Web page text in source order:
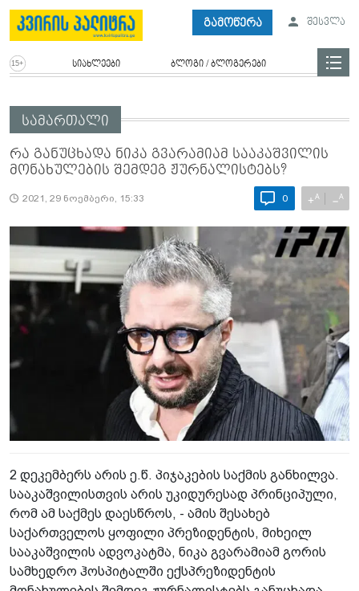
გამოწერა შესვლა
სიახლეები ბლოგი / ბლოგერები
სამართალი
რა განუცხადა ნიკა გვარამიამ სააკაშვილის
მონახულების შემდეგ ჟურნალისტებს?
2021, 29 ნოემბერი, 15:33 0 +A −A
2 დეკემბერს არის ე.წ. პიჯაკების საქმის განხილვა.
სააკაშვილისთვის არის უკიდურესად პრინციპული,
რომ ამ საქმეს დაესწროს, - ამის შესახებ
საქართველოს ყოფილი პრეზიდენტის, მიხეილ
სააკაშვილის ადვოკატმა, ნიკა გვარამიამ გორის
სამხედრო ჰოსპიტალში ექსპრეზიდენტის